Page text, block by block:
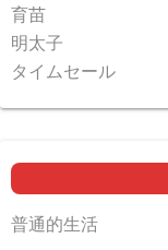
育苗
明太子
タイムセール
普通的生活